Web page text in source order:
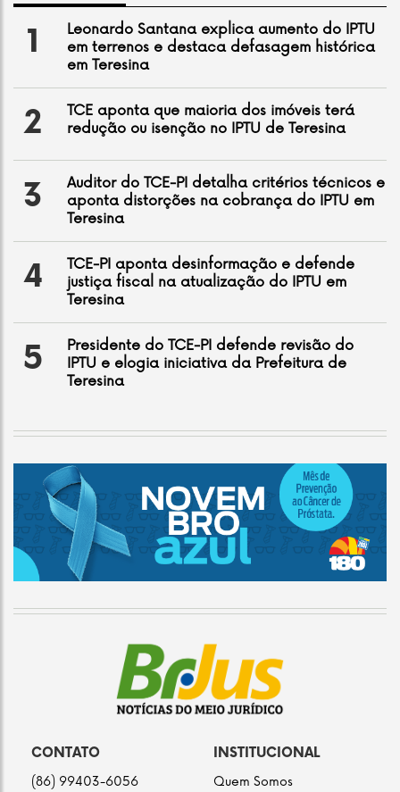
1
Leonardo Santana explica aumento do IPTU
em terrenos e destaca defasagem histórica
em Teresina
2
TCE aponta que maioria dos imóveis terá
redução ou isenção no IPTU de Teresina
3
Auditor do TCE-PI detalha critérios técnicos e
aponta distorções na cobrança do IPTU em
Teresina
4
TCE-PI aponta desinformação e defende
justiça fiscal na atualização do IPTU em
Teresina
5
Presidente do TCE-PI defende revisão do
IPTU e elogia iniciativa da Prefeitura de
Teresina
CONTATO
(86) 99403-6056
INSTITUCIONAL
Quem Somos